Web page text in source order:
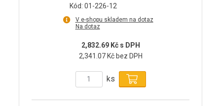
Kód: 01-226-12
V e-shopu skladem na dotaz
Na dotaz
2,832.69 Kč s DPH
2,341.07 Kč bez DPH
ks